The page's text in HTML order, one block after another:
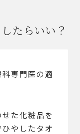
たらいい？
専門医の適
た化粧品を
やしたタオ